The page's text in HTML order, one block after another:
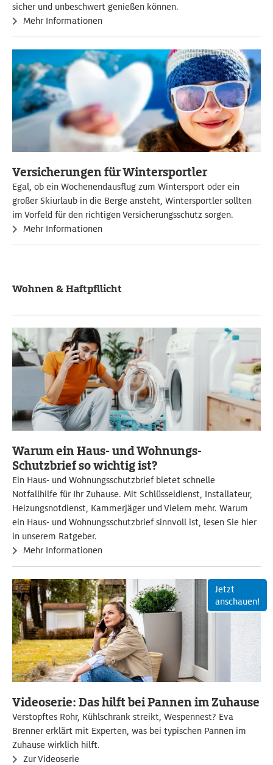
sicher und unbeschwert genießen können.
Mehr Informationen
Versicherungen für Wintersportler
Egal, ob ein Wochenendausflug zum Wintersport oder ein
großer Skiurlaub in die Berge ansteht, Wintersportler sollten
im Vorfeld für den richtigen Versicherungsschutz sorgen.
Mehr Informationen
Wohnen & Haftpfllicht
Warum ein Haus- und Wohnungs-
Schutzbrief so wichtig ist?
Ein Haus- und Wohnungsschutzbrief bietet schnelle
Notfallhilfe für Ihr Zuhause. Mit Schlüsseldienst, Installateur,
Heizungsnotdienst, Kammerjäger und Vielem mehr. Warum
ein Haus- und Wohnungsschutzbrief sinnvoll ist, lesen Sie hier
in unserem Ratgeber.
Mehr Informationen
Jetzt
anschauen!
Videoserie: Das hilft bei Pannen im Zuhause
Verstopftes Rohr, Kühlschrank streikt, Wespennest? Eva
Brenner erklärt mit Experten, was bei typischen Pannen im
Zuhause wirklich hilft.
Zur Videoserie